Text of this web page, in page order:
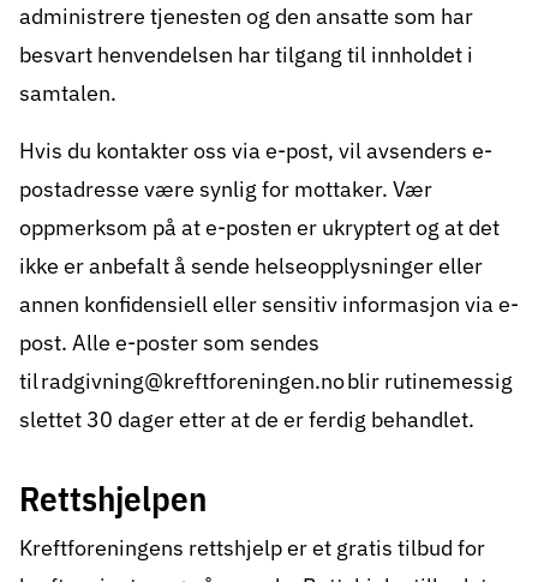
administrere tjenesten og den ansatte som har
besvart henvendelsen har tilgang til innholdet i
samtalen.
Hvis du kontakter oss via e-post, vil avsenders e-
postadresse være synlig for mottaker. Vær
oppmerksom på at e-posten er ukryptert og at det
ikke er anbefalt å sende helseopplysninger eller
annen konfidensiell eller sensitiv informasjon via e-
post. Alle e-poster som sendes
tilradgivning@kreftforeningen.noblir rutinemessig
slettet 30 dager etter at de er ferdig behandlet.
Rettshjelpen
Kreftforeningens rettshjelp er et gratis tilbud for